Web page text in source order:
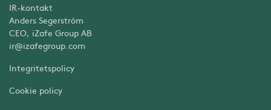
IR-kontakt
Anders Segerström
CEO, iZafe Group AB
ir@izafegroup.com
Integritetspolicy
Cookie policy